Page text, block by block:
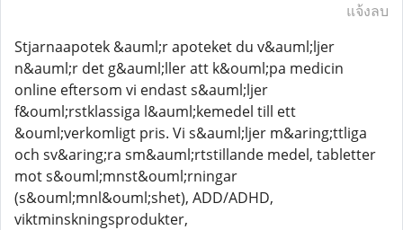
แจ้งลบ
Stjarnaapotek &auml;r apoteket du v&auml;ljer
n&auml;r det g&auml;ller att k&ouml;pa medicin
online eftersom vi endast s&auml;ljer
f&ouml;rstklassiga l&auml;kemedel till ett
&ouml;verkomligt pris. Vi s&auml;ljer m&aring;ttliga
och sv&aring;ra sm&auml;rtstillande medel, tabletter
mot s&ouml;mnst&ouml;rningar
(s&ouml;mnl&ouml;shet), ADD/ADHD,
viktminskningsprodukter,